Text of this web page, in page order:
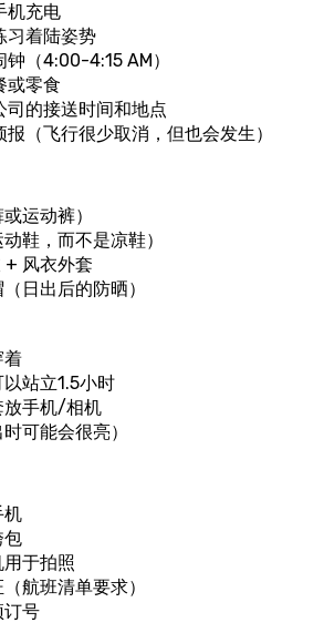
机充电
习着陆姿势
（4:00-4:15 AM）
或零食
司的接送时间和地点
（飞行很少取消，但也会发生）
运动裤）
鞋，而不是凉鞋）
+ 风衣外套
日出后的防晒）
着
站立1.5小时
放手机/相机
可能会很亮）
机
包
于拍照
航班清单要求）
订号